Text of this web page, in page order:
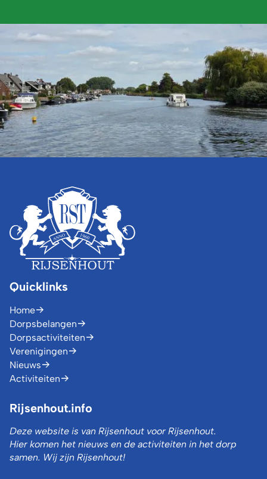
Quicklinks
Home
Dorpsbelangen
Dorpsactiviteiten
Verenigingen
Nieuws
Activiteiten
Rijsenhout.info
Deze website is van Rijsenhout voor Rijsenhout.
Hier komen het nieuws en de activiteiten in het dorp
samen. Wij zijn Rijsenhout!